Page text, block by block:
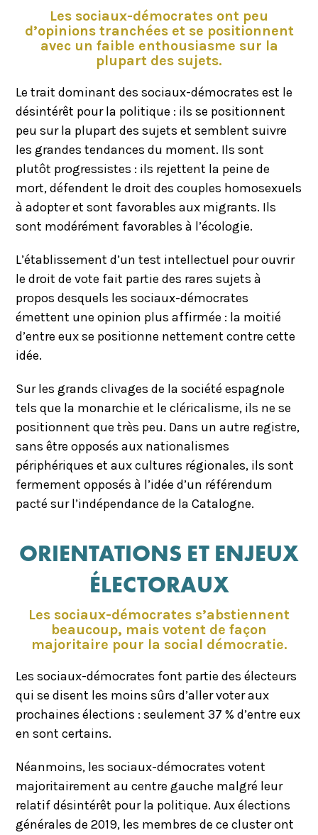
Les sociaux-démocrates ont peu
d’opinions tranchées et se positionnent
avec un faible enthousiasme sur la
plupart des sujets.
Le trait dominant des sociaux-démocrates est le
désintérêt pour la politique : ils se positionnent
peu sur la plupart des sujets et semblent suivre
les grandes tendances du moment. Ils sont
plutôt progressistes : ils rejettent la peine de
mort, défendent le droit des couples homosexuels
à adopter et sont favorables aux migrants. Ils
sont modérément favorables à l’écologie.
L’établissement d’un test intellectuel pour ouvrir
le droit de vote fait partie des rares sujets à
propos desquels les sociaux-démocrates
émettent une opinion plus affirmée : la moitié
d’entre eux se positionne nettement contre cette
idée.
Sur les grands clivages de la société espagnole
tels que la monarchie et le cléricalisme, ils ne se
positionnent que très peu. Dans un autre registre,
sans être opposés aux nationalismes
périphériques et aux cultures régionales, ils sont
fermement opposés à l’idée d’un référendum
pacté sur l’indépendance de la Catalogne.
ORIENTATIONS ET ENJEUX
ÉLECTORAUX
Les sociaux-démocrates s’abstiennent
beaucoup, mais votent de façon
majoritaire pour la social démocratie.
Les sociaux-démocrates font partie des électeurs
qui se disent les moins sûrs d’aller voter aux
prochaines élections : seulement 37 % d’entre eux
en sont certains.
Néanmoins, les sociaux-démocrates votent
majoritairement au centre gauche malgré leur
relatif désintérêt pour la politique. Aux élections
générales de 2019, les membres de ce cluster ont